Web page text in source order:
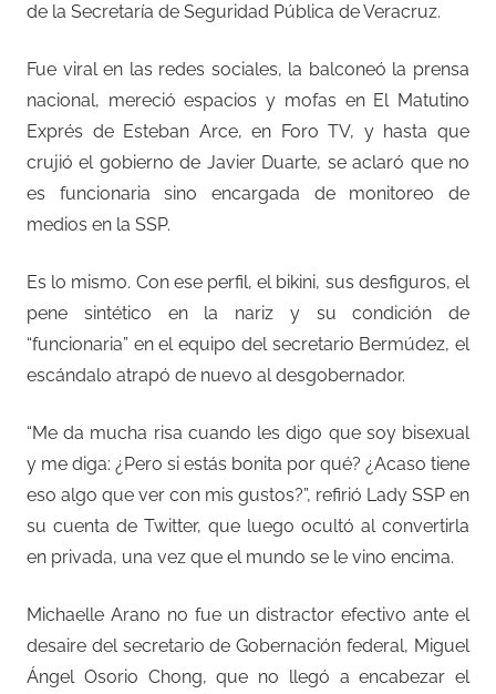
de la Secretaría de Seguridad Pública de Veracruz.
Fue viral en las redes sociales, la balconeó la prensa
nacional, mereció espacios y mofas en El Matutino
Exprés de Esteban Arce, en Foro TV, y hasta que
crujió el gobierno de Javier Duarte, se aclaró que no
es funcionaria sino encargada de monitoreo de
medios en la SSP.
Es lo mismo. Con ese perfil, el bikini, sus desfiguros, el
pene sintético en la nariz y su condición de
“funcionaria” en el equipo del secretario Bermúdez, el
escándalo atrapó de nuevo al desgobernador.
“Me da mucha risa cuando les digo que soy bisexual
y me diga: ¿Pero si estás bonita por qué? ¿Acaso tiene
eso algo que ver con mis gustos?”, refirió Lady SSP en
su cuenta de Twitter, que luego ocultó al convertirla
en privada, una vez que el mundo se le vino encima.
Michaelle Arano no fue un distractor efectivo ante el
desaire del secretario de Gobernación federal, Miguel
Ángel Osorio Chong, que no llegó a encabezar el